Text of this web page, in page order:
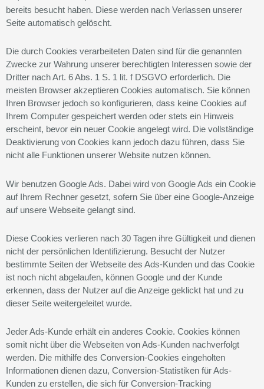
bereits besucht haben. Diese werden nach Verlassen unserer
Seite automatisch gelöscht.
Die durch Cookies verarbeiteten Daten sind für die genannten
Zwecke zur Wahrung unserer berechtigten Interessen sowie der
Dritter nach Art. 6 Abs. 1 S. 1 lit. f DSGVO erforderlich. Die
meisten Browser akzeptieren Cookies automatisch. Sie können
Ihren Browser jedoch so konfigurieren, dass keine Cookies auf
Ihrem Computer gespeichert werden oder stets ein Hinweis
erscheint, bevor ein neuer Cookie angelegt wird. Die vollständige
Deaktivierung von Cookies kann jedoch dazu führen, dass Sie
nicht alle Funktionen unserer Website nutzen können.
Wir benutzen Google Ads. Dabei wird von Google Ads ein Cookie
auf Ihrem Rechner gesetzt, sofern Sie über eine Google-Anzeige
auf unsere Webseite gelangt sind.
Diese Cookies verlieren nach 30 Tagen ihre Gültigkeit und dienen
nicht der persönlichen Identifizierung. Besucht der Nutzer
bestimmte Seiten der Webseite des Ads-Kunden und das Cookie
ist noch nicht abgelaufen, können Google und der Kunde
erkennen, dass der Nutzer auf die Anzeige geklickt hat und zu
dieser Seite weitergeleitet wurde.
Jeder Ads-Kunde erhält ein anderes Cookie. Cookies können
somit nicht über die Webseiten von Ads-Kunden nachverfolgt
werden. Die mithilfe des Conversion-Cookies eingeholten
Informationen dienen dazu, Conversion-Statistiken für Ads-
Kunden zu erstellen, die sich für Conversion-Tracking